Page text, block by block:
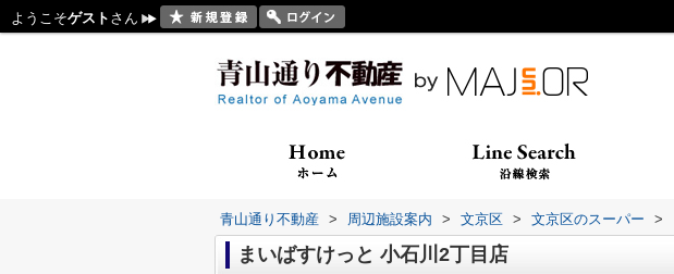
ようこそゲスト さん
青山通り不動産 > 周辺施設案内 > 文京区 > 文京区のスーパー >
まいばすけっと 小石川2丁目店